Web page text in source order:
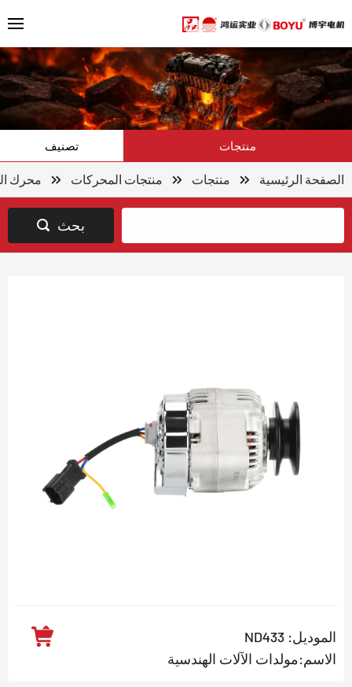
منتجات تصنيف
الصفحة الرئيسية منتجات منتجات المحركات محرك
بحث
الموديل: ND433
الاسم:مولدات الآلات الهندسية